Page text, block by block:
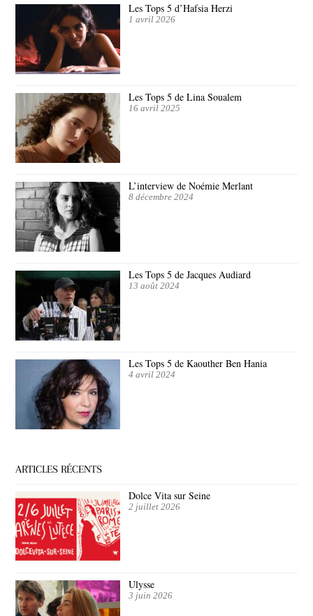
Les Tops 5 d’Hafsia Herzi
1 avril 2026
Les Tops 5 de Lina Soualem
16 avril 2025
L’interview de Noémie Merlant
8 décembre 2024
Les Tops 5 de Jacques Audiard
13 août 2024
Les Tops 5 de Kaouther Ben Hania
4 avril 2024
ARTICLES RÉCENTS
Dolce Vita sur Seine
2 juillet 2026
Ulysse
3 juin 2026